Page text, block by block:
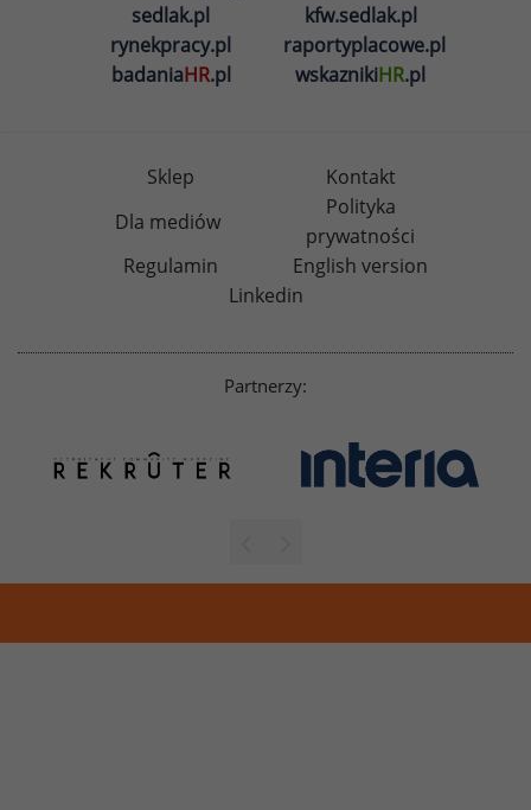
sedlak.pl
kfw.sedlak.pl
rynekpracy.pl
raportyplacowe.pl
badaniaHR.pl wskaznikiHR.pl
Sklep
Kontakt
Dla mediów
Polityka
prywatności
Regulamin
English version
Linkedin
Partnerzy: